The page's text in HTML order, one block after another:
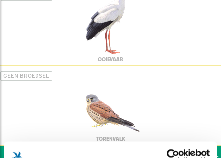
OOIEVAAR
GEEN BROEDSEL
TORENVALK